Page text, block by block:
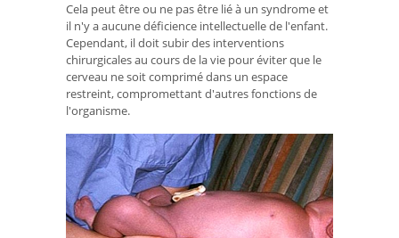
Cela peut être ou ne pas être lié à un syndrome et
il n'y a aucune déficience intellectuelle de l'enfant.
Cependant, il doit subir des interventions
chirurgicales au cours de la vie pour éviter que le
cerveau ne soit comprimé dans un espace
restreint, compromettant d'autres fonctions de
l'organisme.